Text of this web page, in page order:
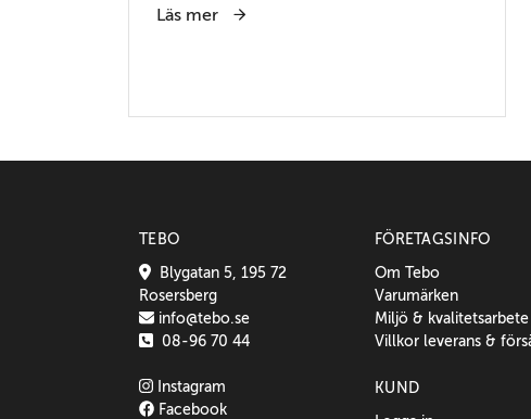
Läs mer
TEBO
Blygatan 5, 195 72
Rosersberg
info@tebo.se
08-96 70 44
Instagram
Facebook
FÖRETAGSINFO
Om Tebo
Varumärken
Miljö & kvalitetsarbete
Villkor leverans &
KUND